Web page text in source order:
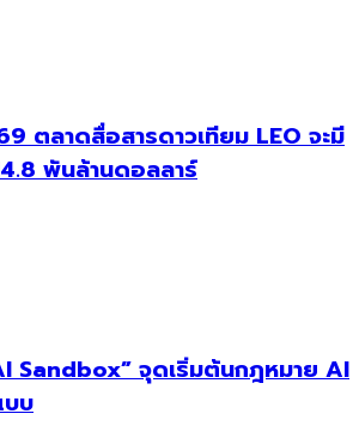
ตลาดสื่อสารดาวเทียม LEO จะมี
พันล้านดอลลาร์
Sandbox” จุดเริ่มต้นกฎหมาย AI
บ